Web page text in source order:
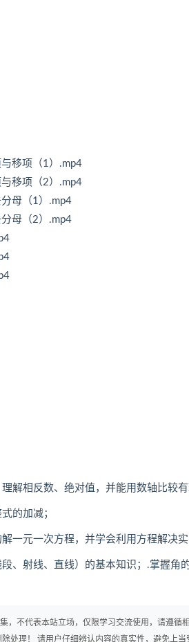
移项（1）.mp4
移项（2）.mp4
母（1）.mp4
母（2）.mp4
解相反数、绝对值，并能用数轴比较有
的加减；
一元一次方程，并学会利用方程解决实
、射线、直线）的基本知识；.掌握角
，不代表本站立场，仅限学习交流使用，请遵循
处理！ 请用户仔细辨认内容的真实性，避免上当